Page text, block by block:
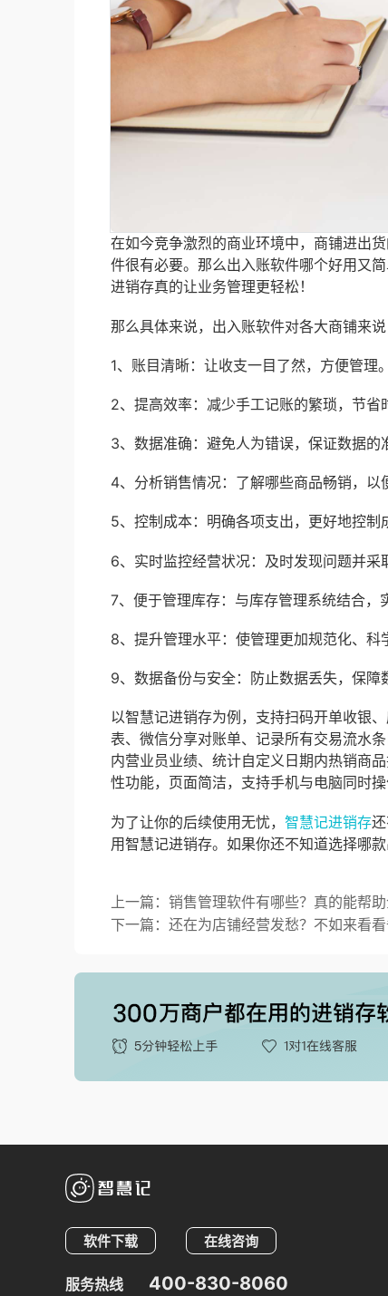
在如今竞争激烈的商业环境中，商铺进出
件很有必要。那么出入账软件哪个好用又
进销存真的让业务管理更轻松！
那么具体来说，出入账软件对各大商铺来说
1、账目清晰：让收支一目了然，方便管理。
2、提高效率：减少手工记账的繁琐，节省
3、数据准确：避免人为错误，保证数据的
4、分析销售情况：了解哪些商品畅销，以
5、控制成本：明确各项支出，更好地控制
6、实时监控经营状况：及时发现问题并采
7、便于管理库存：与库存管理系统结合，
8、提升管理水平：使管理更加规范化、科
9、数据备份与安全：防止数据丢失，保障
以智慧记进销存为例，支持扫码开单收银
表、微信分享对账单、记录所有交易流水
内营业员业绩、统计自定义日期内热销商
性功能，页面简洁，支持手机与电脑同时
为了让你的后续使用无忧， 智慧记进销存
用智慧记进销存。如果你还不知道选择哪
上一篇：销售管理软件有哪些？真的能帮
下一篇：还在为店铺经营发愁？不如来看
软件下载 在线咨询
服务热线 400-830-8060